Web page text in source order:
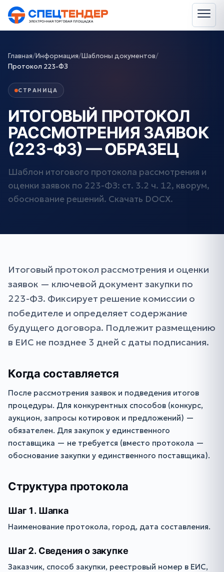
Главная/Информация/Шаблоны документов/
Протокол 223-ФЗ
СТРАНИЦА
ИТОГОВЫЙ ПРОТОКОЛ
РАССМОТРЕНИЯ ЗАЯВОК
(223-ФЗ) — ОБРАЗЕЦ
Шаблон итогового протокола рассмотрения и
оценки заявок по 223-ФЗ: ст. 3.2 ч. 12, кворум,
обоснование решений. Скачать DOCX.
Итоговый протокол рассмотрения и оценки
заявок — ключевой документ закупки по
223-ФЗ. Фиксирует решение комиссии о
победителе и определяет содержание
будущего договора. Подлежит размещению
в ЕИС не позднее 3 дней с даты подписания.
Когда составляется
После рассмотрения заявок и подведения итогов
процедуры. Для конкурентных способов (конкурс,
аукцион, запросы котировок и предложений) —
обязателен. Для закупок у единственного
поставщика — не требуется (вместо протокола —
обоснование закупки у единственного поставщика).
Структура протокола
Шаг 1. Шапка
Наименование протокола, город, дата составления.
Шаг 2. Сведения о закупке
Заказчик, способ закупки, реестровый номер в ЕИС,